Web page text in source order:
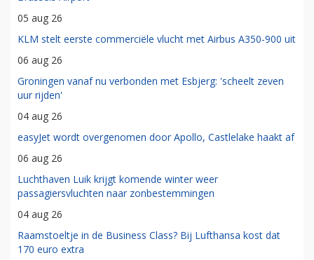
05 aug 26
KLM stelt eerste commerciële vlucht met Airbus A350-900 uit
06 aug 26
Groningen vanaf nu verbonden met Esbjerg: 'scheelt zeven
uur rijden'
04 aug 26
easyJet wordt overgenomen door Apollo, Castlelake haakt af
06 aug 26
Luchthaven Luik krijgt komende winter weer
passagiersvluchten naar zonbestemmingen
04 aug 26
Raamstoeltje in de Business Class? Bij Lufthansa kost dat
170 euro extra